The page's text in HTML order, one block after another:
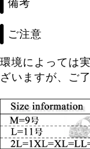
備考
ご注意
環境によっては
ざいますが、ご